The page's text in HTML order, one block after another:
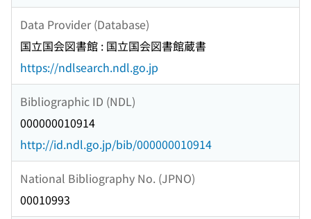
Data Provider (Database)
国立国会図書館 : 国立国会図書館蔵書
https://ndlsearch.ndl.go.jp
Bibliographic ID (NDL)
000000010914
http://id.ndl.go.jp/bib/000000010914
National Bibliography No. (JPNO)
00010993